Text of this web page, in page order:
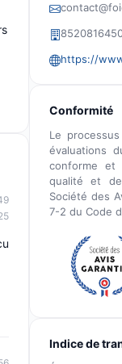
https://
Conformité
Le
évaluations
conforme et
qualité et
Société des
7-2 du Code
Indice de